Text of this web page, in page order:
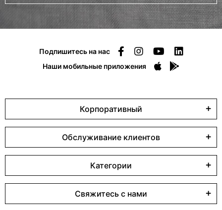
Подпишитесь на нас
Наши мобильные приложения
Корпоративный
Обслуживание клиентов
Категории
Свяжитесь с нами